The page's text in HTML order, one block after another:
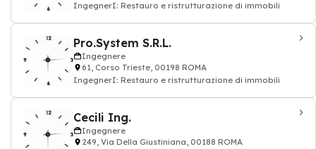
IngegnerI: Restauro e ristrutturazione di immobili
Pro.System S.R.L.
Ingegnere
61, Corso Trieste, 00198 ROMA
IngegnerI: Restauro e ristrutturazione di immobili
Cecili Ing.
Ingegnere
249, Via Della Giustiniana, 00188 ROMA